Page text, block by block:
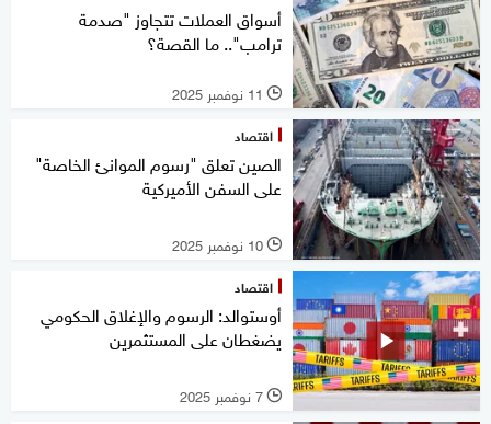
أسواق العملات تتجاوز "صدمة
ترامب".. ما القصة؟
l 11 نوفمبر 2025
اقتصاد
الصين تعلق "رسوم الموانئ الخاصة"
على السفن الأميركية
l 10 نوفمبر 2025
اقتصاد
أوستوالد: الرسوم والإغلاق الحكومي
يضغطان على المستثمرين
l 7 نوفمبر 2025